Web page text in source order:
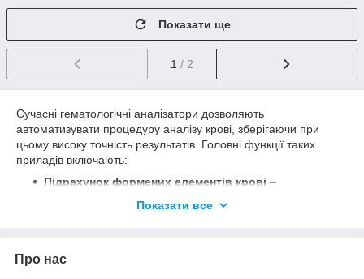
Показати ще
1 / 2
Сучасні гематологічні аналізатори дозволяють
автоматизувати процедуру аналізу крові, зберігаючи при
цьому високу точність результатів. Головні функції таких
приладів включають:
Підрахунок формених елементів крові –
та тромбоцитів, що є базовими параметрами для
дозволяє оцінити наявність та ступінь анемії.
Показати все
Про нас